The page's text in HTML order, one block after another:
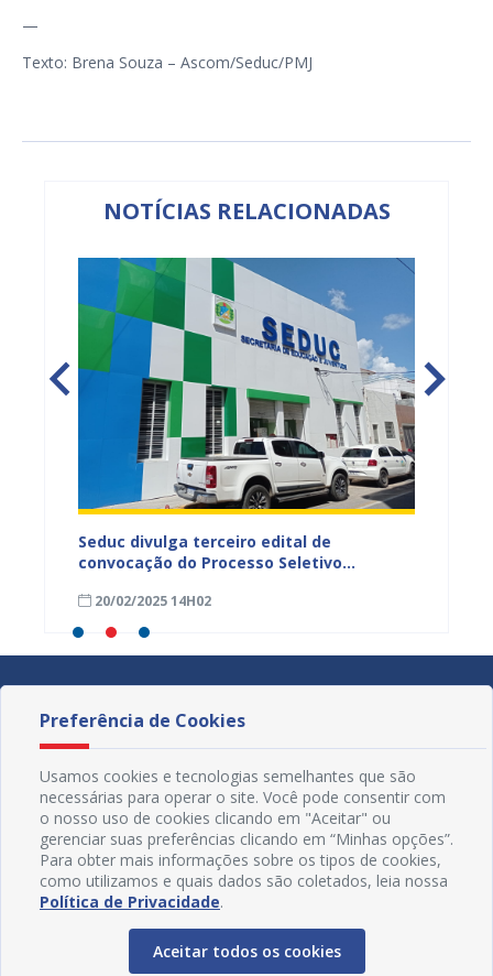
—
Texto: Brena Souza – Ascom/Seduc/PMJ
NOTÍCIAS RELACIONADAS
Seduc divulga terceiro edital de
convocação do Processo Seletivo
20/02/2025 14H02
Preferência de Cookies
Usamos cookies e tecnologias semelhantes que são
necessárias para operar o site. Você pode consentir com
o nosso uso de cookies clicando em "Aceitar" ou
gerenciar suas preferências clicando em “Minhas opções”.
Para obter mais informações sobre os tipos de cookies,
como utilizamos e quais dados são coletados, leia nossa
Política de Privacidade.
Aceitar todos os cookies